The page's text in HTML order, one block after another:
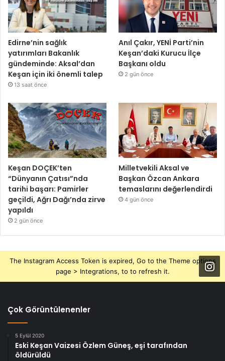
Edirne’nin sağlık
yatırımları Bakanlık
gündeminde: Aksal’dan
Keşan için iki önemli talep
13 saat önce
Anıl Çakır, YENİ Parti’nin
Keşan’daki Kurucu İlçe
Başkanı oldu
2 gün önce
Keşan DOÇEK’ten
“Dünyanın Çatısı”nda
tarihi başarı: Pamirler
geçildi, Ağrı Dağı’nda zirve
yapıldı
2 gün önce
Milletvekili Aksal ve
Başkan Özcan Ankara
temaslarını değerlendirdi
4 gün önce
The Instagram Access Token is expired, Go to the Theme options
page > Integrations, to to refresh it.
Çok Görüntülenenler
5 Eylül 2020
Eski Keşan Vaizesi Özlem Güneş, eşi tarafından
öldürüldü